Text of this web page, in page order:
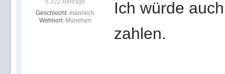
6.322 Beiträge
Geschlecht: männlich
Wohnort: München
Ich würde
zahlen.